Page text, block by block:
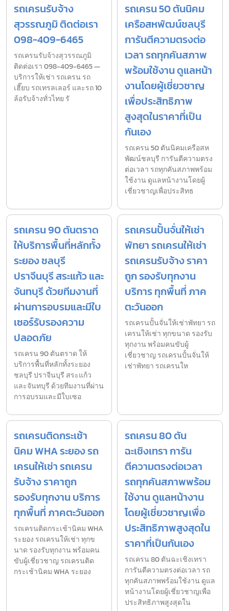
รถเครนรับจ้าง
สุวรรณภูมิ ติดต่อเรา
098-409-6465
รถเครนรับจ้างสุวรรณภูมิ
ติดต่อเรา 098-409-6465 —
บริการให้เช่า รถเครน รถ
เฮี๊ยบ รถเทรลเลอร์ และรถ 10
ล้อรับจ้างทั่วไทย รั
รถเครน 50 ตันนิคม
เครือสหพัฒน์ชลบุรี
การันตีความตรงต่อ
เวลา รถทุกคันสภาพ
พร้อมใช้งาน ดูแลหน้า
งานโดยผู้เชี่ยวชาญ
เพื่อประสิทธิภาพ
สูงสุดในราคาที่เป็น
กันเอง
รถเครน 50 ตันนิคมเครือสห
พัฒน์ชลบุรี การันตีความตรง
ต่อเวลา รถทุกคันสภาพพร้อม
ใช้งาน ดูแลหน้างานโดยผู้
เชี่ยวชาญเพื่อประสิทธ
รถเครน 90 ตันตราด
ให้บริการพื้นที่หลักทั้ง
ระยอง ชลบุรี
ปราจีนบุรี สระแก้ว และ
จันทบุรี ด้วยทีมงานที่
ผ่านการอบรมและมีใบ
เซอร์รับรองความ
ปลอดภัย
รถเครน 90 ตันตราด ให้
บริการพื้นที่หลักทั้งระยอง
ชลบุรี ปราจีนบุรี สระแก้ว
และจันทบุรี ด้วยทีมงานที่ผ่าน
การอบรมและมีใบเซอ
รถเครนปั้นจั่นให้เช่า
พัทยา รถเครนให้เช่า
รถเครนรับจ้าง ราคา
ถูก รองรับทุกงาน
บริการ ทุกพื้นที่ ภาค
ตะวันออก
รถเครนปั้นจั่นให้เช่าพัทยา รถ
เครนให้เช่า ทุกขนาด รองรับ
ทุกงาน พร้อมคนขับผู้
เชี่ยวชาญ รถเครนปั้นจั่นให้
เช่าพัทยา รถเครนให
รถเครนติดกระเช้า
นิคม WHA ระยอง รถ
เครนให้เช่า รถเครน
รับจ้าง ราคาถูก
รองรับทุกงาน บริการ
ทุกพื้นที่ ภาคตะวันออก
รถเครนติดกระเช้านิคม WHA
ระยอง รถเครนให้เช่า ทุกข
นาด รองรับทุกงาน พร้อมคน
ขับผู้เชี่ยวชาญ รถเครนติด
กระเช้านิคม WHA ระยอง
รถเครน 80 ตัน
ฉะเชิงเทรา การัน
ตีความตรงต่อเวลา
รถทุกคันสภาพพร้อม
ใช้งาน ดูแลหน้างาน
โดยผู้เชี่ยวชาญเพื่อ
ประสิทธิภาพสูงสุดใน
ราคาที่เป็นกันเอง
รถเครน 80 ตันฉะเชิงเทรา
การันตีความตรงต่อเวลา รถ
ทุกคันสภาพพร้อมใช้งาน ดูแล
หน้างานโดยผู้เชี่ยวชาญเพื่อ
ประสิทธิภาพสูงสุดใน